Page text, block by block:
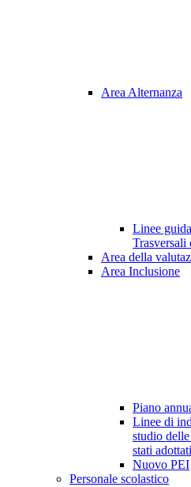
Area Alternanza
Linee
Trasversali
Area della
Area Inclusione
Piano
Linee di
studio
stati
Nuovo PEI
Personale scolastico